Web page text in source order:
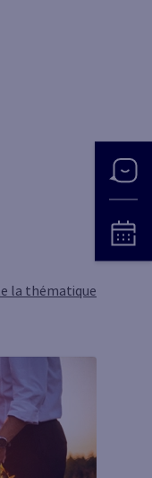
la thématique